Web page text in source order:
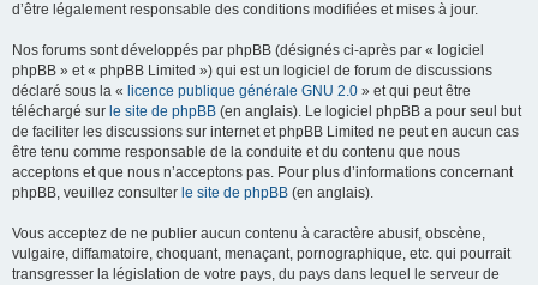
d’être légalement responsable des conditions modifiées et mises à jour.
Nos forums sont développés par phpBB (désignés ci-après par « logiciel
phpBB » et « phpBB Limited ») qui est un logiciel de forum de discussions
déclaré sous la « licence publique générale GNU 2.0 » et qui peut être
téléchargé sur le site de phpBB (en anglais). Le logiciel phpBB a pour seul but
de faciliter les discussions sur internet et phpBB Limited ne peut en aucun cas
être tenu comme responsable de la conduite et du contenu que nous
acceptons et que nous n’acceptons pas. Pour plus d’informations concernant
phpBB, veuillez consulter le site de phpBB (en anglais).
Vous acceptez de ne publier aucun contenu à caractère abusif, obscène,
vulgaire, diffamatoire, choquant, menaçant, pornographique, etc. qui pourrait
transgresser la législation de votre pays, du pays dans lequel le serveur de